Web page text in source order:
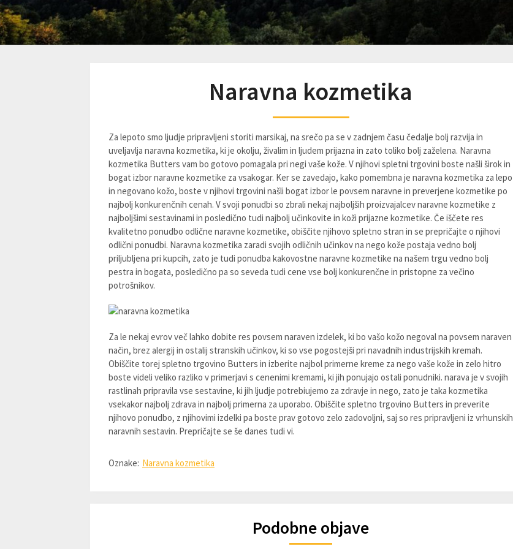
Naravna kozmetika
Za lepoto smo ljudje pripravljeni storiti marsikaj, na srečo pa se v zadnjem času čedalje bolj razvija in
uveljavlja naravna kozmetika, ki je okolju, živalim in ljudem prijazna in zato toliko bolj zaželena. Naravna
kozmetika Butters vam bo gotovo pomagala pri negi vaše kože. V njihovi spletni trgovini boste našli širok in
bogat izbor naravne kozmetike za vsakogar. Ker se zavedajo, kako pomembna je naravna kozmetika za lepo
in negovano kožo, boste v njihovi trgovini našli bogat izbor le povsem naravne in preverjene kozmetike po
najbolj konkurenčnih cenah. V svoji ponudbi so zbrali nekaj najboljših proizvajalcev naravne kozmetike z
najboljšimi sestavinami in posledično tudi najbolj učinkovite in koži prijazne kozmetike. Če iščete res
kvalitetno ponudbo odlične naravne kozmetike, obiščite njihovo spletno stran in se prepričajte o njihovi
odlični ponudbi. Naravna kozmetika zaradi svojih odličnih učinkov na nego kože postaja vedno bolj
priljubljena pri kupcih, zato je tudi ponudba kakovostne naravne kozmetike na našem trgu vedno bolj
pestra in bogata, posledično pa so seveda tudi cene vse bolj konkurenčne in pristopne za večino
potrošnikov.
Za le nekaj evrov več lahko dobite res povsem naraven izdelek, ki bo vašo kožo negoval na povsem naraven
način, brez alergij in ostalij stranskih učinkov, ki so vse pogostejši pri navadnih industrijskih kremah.
Obiščite torej spletno trgovino Butters in izberite najbol primerne kreme za nego vaše kože in zelo hitro
boste videli veliko razliko v primerjavi s cenenimi kremami, ki jih ponujajo ostali ponudniki. narava je v svojih
rastlinah pripravila vse sestavine, ki jih ljudje potrebiujemo za zdravje in nego, zato je taka kozmetika
vsekakor najbolj zdrava in najbolj primerna za uporabo. Obiščite spletno trgovino Butters in preverite
njihovo ponudbo, z njihovimi izdelki pa boste prav gotovo zelo zadovoljni, saj so res pripravljeni iz vrhunskih
naravnih sestavin. Prepričajte se še danes tudi vi.
Oznake: Naravna kozmetika
Podobne objave